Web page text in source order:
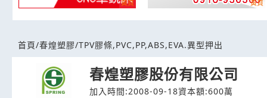
首頁/春煌塑膠/TPV膠條,PVC,PP,ABS,EVA.異型押出
春煌塑膠股份有限公司
加入時間:2008-09-18資本額:600萬